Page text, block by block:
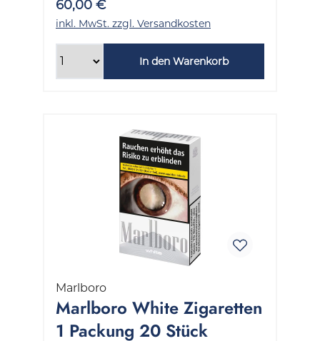
60,00 €
inkl. MwSt. zzgl. Versandkosten
In den Warenkorb
Marlboro
Marlboro White Zigaretten
1 Packung 20 Stück